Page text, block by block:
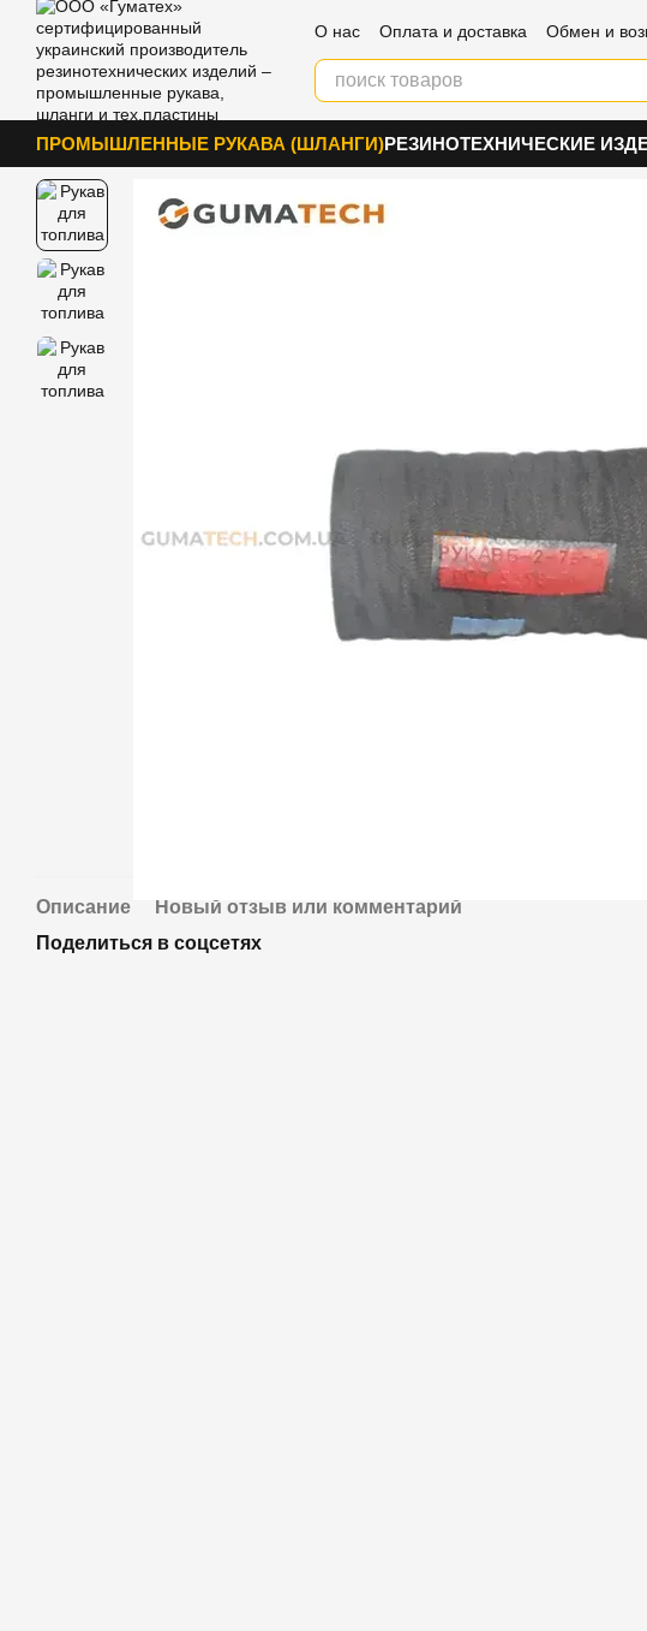
Перейти к основному контенту
О нас Оплата и доставка Обмен и
Блог
Контакты
ПРОМЫШЛЕННЫЕ РУКАВА (ШЛАНГИ)РЕЗИНОТЕХНИЧЕСКИЕ
Описание
Новый отзыв или комментарий
Поделиться в соцсетях